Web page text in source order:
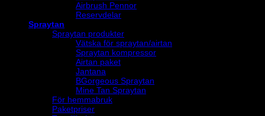
Airbrush Pennor
Reservdelar
Spraytan
Spraytan produkter
Vätska för spraytan/airtan
Spraytan kompressor
Airtan paket
Jantana
BGorgeous Spraytan
Mine Tan Spraytan
För hemmabruk
Paketpriser